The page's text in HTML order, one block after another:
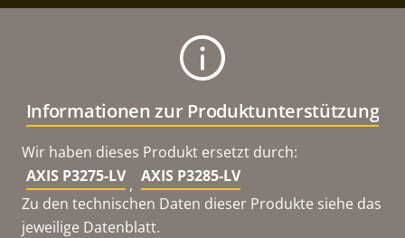
Informationen zur Produktunterstützung
Wir haben dieses Produkt ersetzt durch:
AXIS P3275-LV , AXIS P3285-LV
Zu den technischen Daten dieser Produkte siehe das
jeweilige Datenblatt.